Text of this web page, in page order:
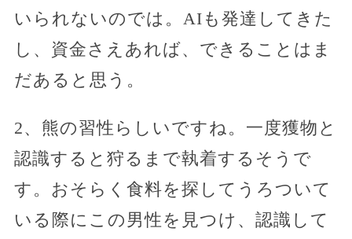
いられないのでは。AIも発達してきた
し、資金さえあれば、できることはま
だあると思う。
2、熊の習性らしいですね。一度獲物と
認識すると狩るまで執着するそうで
す。おそらく食料を探してうろついて
いる際にこの男性を見つけ、認識して